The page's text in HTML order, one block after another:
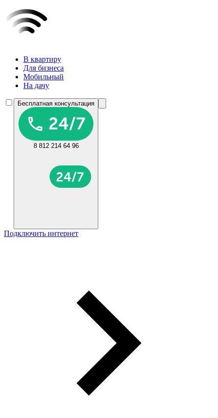
В квартиру
Для бизнеса
Мобильный
На дачу
Бесплатная консультация
8 812 214 64 96
Подключить интернет